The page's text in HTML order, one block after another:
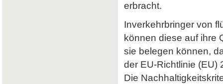
erbracht.
Inverkehrbringer von
können diese auf ihre
sie belegen können,
der EU-Richtlinie (EU)
Die